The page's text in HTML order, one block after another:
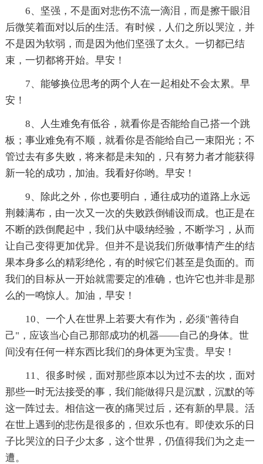
6、坚强，不是面对悲伤不流一滴泪，而是擦干眼泪
后微笑着面对以后的生活。有时候，人们之所以哭泣，并
不是因为软弱，而是因为他们坚强了太久。一切都已结
束，一切都将开始。早安！
7、能够换位思考的两个人在一起相处不会太累。早
安！
8、人生难免有低谷，就看你是否能给自己搭一个跳
板；事业难免有不顺，就看你是否能给自己一束阳光；不
管过去有多失败，将来都是未知的，只有努力者才能获得
新一轮的成功，加油。我看好你哟。早安！
9、除此之外，你也要明白，通往成功的道路上永远
荆棘满布，由一次又一次的失败跌倒铺设而成。也正是在
不断的跌倒爬起中，我们从中吸纳经验，不断学习，从而
让自己变得更加优异。但并不是说我们所做事情产生的结
果本身多么的精彩绝伦，有的时候它们甚至是负面的。而
我们的目标从一开始就需要定的准确，也许它也并非是那
么的一鸣惊人。加油，早安！
10、一个人在世界上若要大有作为，必须"善待自
己"，应该当心自己那部成功的机器——自己的身体。世
间没有任何一样东西比我们的身体更为宝贵。早安！
11、很多时候，面对那些原本以为过不去的坎，面对
那些一时无法接受的事，我们能做得只是沉默，沉默的等
这一阵过去。相信这一夜的痛哭过后，还有新的早晨。活
在世上遇到的悲伤是很多的，但欢乐也有。即使欢乐的日
子比哭泣的日子少太多，这个世界，仍值得我们为之走一
遭。